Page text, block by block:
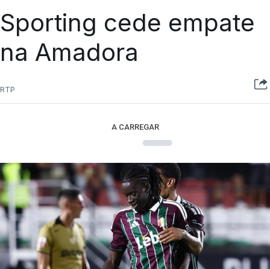
Sporting cede empate
na Amadora
RTP
A CARREGAR